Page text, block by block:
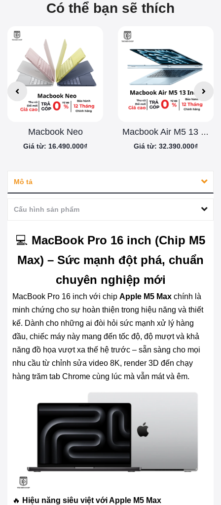
Có thể bạn sẽ thích
Macbook Neo
Giá từ: 16.490.000₫
Macbook Air M5 13 inch
Giá từ: 32.390.000₫
Mô tả
Cấu hình sản phẩm
💻 MacBook Pro 16 inch (Chip M5
Max) – Sức mạnh đột phá, chuẩn
chuyên nghiệp mới
MacBook Pro 16 inch với chip Apple M5 Max chính là
minh chứng cho sự hoàn thiện trong hiệu năng và thiết
kế. Dành cho những ai đòi hỏi sức mạnh xử lý hàng
đầu, chiếc máy này mang đến tốc độ, độ mượt và khả
năng đồ họa vượt xa thế hệ trước – sẵn sàng cho mọi
nhu cầu từ chỉnh sửa video 8K, render 3D đến chạy
hàng trăm tab Chrome cùng lúc mà vẫn mát và êm.
🔥 Hiệu năng siêu việt với Apple M5 Max